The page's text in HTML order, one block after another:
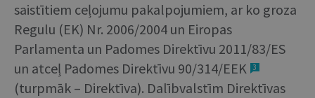
saistītiem ceļojumu pakalpojumiem, ar ko groza
Regulu (EK) Nr. 2006/2004 un Eiropas
Parlamenta un Padomes Direktīvu 2011/83/ES
un atceļ Padomes Direktīvu 90/314/EEK 3
(turpmāk – Direktīva). Dalībvalstīm Direktīvas